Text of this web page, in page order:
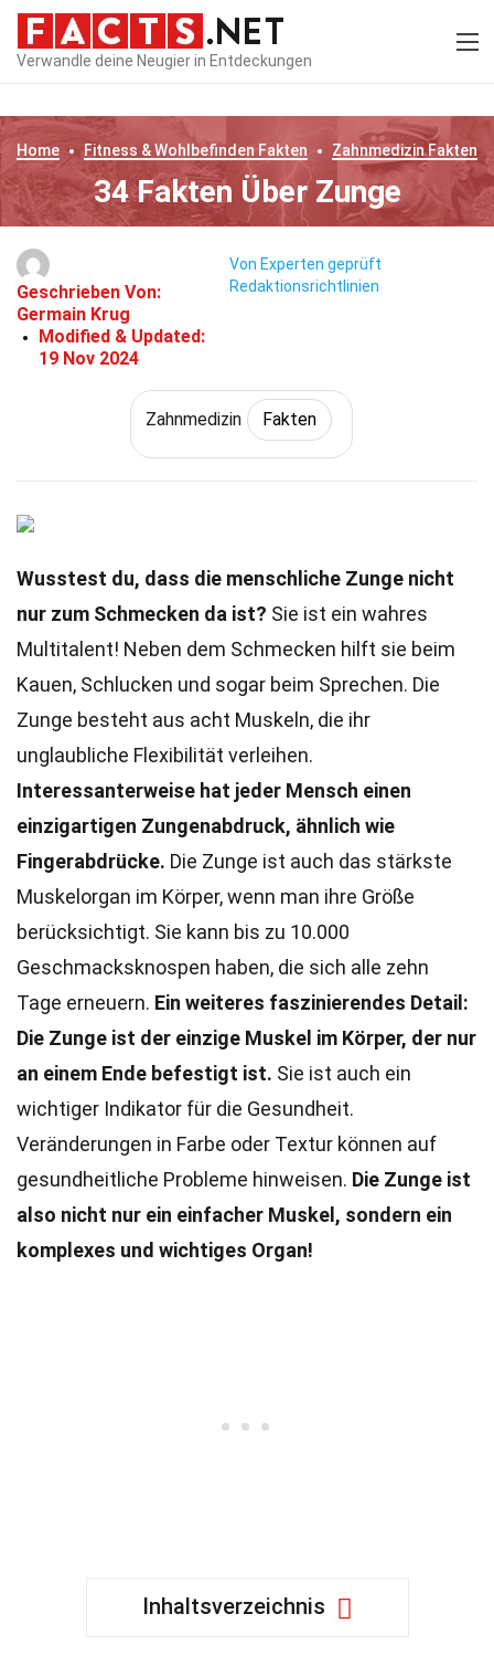
Verwandle deine Neugier in Entdeckungen
Home Fitness & Wohlbefinden Fakten ZahnmedizinFakten
34 Fakten Über Zunge
Geschrieben Von:
Germain Krug
Modified & Updated:
19 Nov 2024
Von Experten geprüft
Redaktionsrichtlinien
Zahnmedizin Fakten
Wusstest du, dass die menschliche Zunge nicht
nur zum Schmecken da ist? Sie ist ein wahres
Multitalent! Neben dem Schmecken hilft sie beim
Kauen, Schlucken und sogar beim Sprechen. Die
Zunge besteht aus acht Muskeln, die ihr
unglaubliche Flexibilität verleihen.
Interessanterweise hat jeder Mensch einen
einzigartigen Zungenabdruck, ähnlich wie
Fingerabdrücke. Die Zunge ist auch das stärkste
Muskelorgan im Körper, wenn man ihre Größe
berücksichtigt. Sie kann bis zu 10.000
Geschmacksknospen haben, die sich alle zehn
Tage erneuern. Ein weiteres faszinierendes Detail:
Die Zunge ist der einzige Muskel im Körper, der nur
an einem Ende befestigt ist. Sie ist auch ein
wichtiger Indikator für die Gesundheit.
Veränderungen in Farbe oder Textur können auf
gesundheitliche Probleme hinweisen. Die Zunge ist
also nicht nur ein einfacher Muskel, sondern ein
komplexes und wichtiges Organ!
Inhaltsverzeichnis